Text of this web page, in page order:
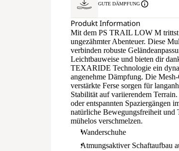
GUTE DÄMPFUNG
Produkt Information
Mit dem PS TRAIL LOW M trittst
ungezähmter Abenteuer. Diese
verbinden robuste
Leichtbauweise und bieten dir
TEXARIDE Technologie ein
angenehme Dämpfung. Die
verstärkte Ferse sorgen für
Stabilität auf variierendem
oder entspannten Spaziergängen
natürliche Bewegungsfreiheit und
mühelos verschmelzen.
Wanderschuhe
Atmungsaktiver Schaftaufbau